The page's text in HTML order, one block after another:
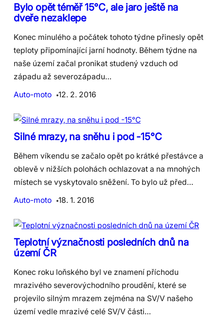
Bylo opět téměř 15°C, ale jaro ještě na
dveře nezaklepe
Konec minulého a počátek tohoto týdne přinesly opět
teploty připomínající jarní hodnoty. Během týdne na
naše území začal pronikat studený vzduch od
západu až severozápadu…
Auto-moto
12. 2. 2016
Silné mrazy, na sněhu i pod -15°C
Během víkendu se začalo opět po krátké přestávce a
oblevě v nižších polohách ochlazovat a na mnohých
místech se vyskytovalo sněžení. To bylo už před…
Auto-moto
18. 1. 2016
Teplotní význačnosti posledních dnů na
území ČR
Konec roku loňského byl ve znamení příchodu
mrazivého severovýchodního proudění, které se
projevilo silným mrazem zejména na SV/V našeho
území vedle mrazivé celé SV/V části…